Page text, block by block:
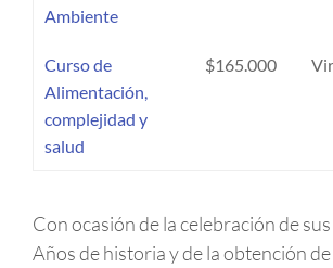
Ambiente
Curso de
Alimentación,
complejidad y
salud
$165.000
Con ocasión de la celebración de
Años de historia y de la obtención de